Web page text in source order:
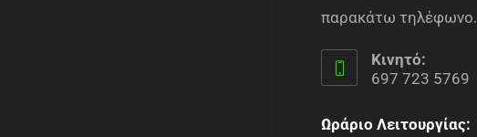
παρακάτω τηλέφωνο.
Κινητό:
697 723 5769
Ωράριο Λειτουργίας: